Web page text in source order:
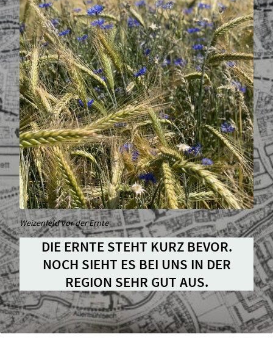
Weizenfeld vor der Ernte
DIE ERNTE STEHT KURZ BEVOR.
NOCH SIEHT ES BEI UNS IN DER
REGION SEHR GUT AUS.